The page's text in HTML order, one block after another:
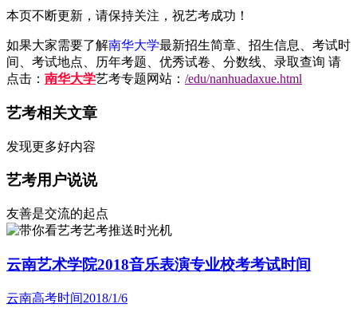
本页不断更新，请保持关注，祝艺考成功！
如果大家需要了解南华大学最新招生简章、招生信息、考试时
间、考试地点、历年考题、优秀试卷、分数线、录取查询 请
点击： 南华大学艺考专题网站： /edu/nanhuadaxue.html
艺考相关文章
发现更多好内容
艺考用户说说
友善是交流的起点
艺考推送时光机
云南艺术学院2018音乐表演专业校考考试时间
云南高考时间2018/1/6